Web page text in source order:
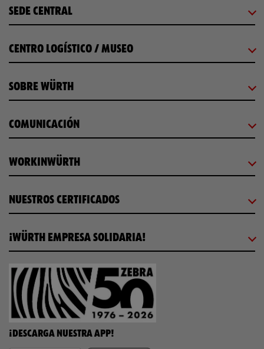
SEDE CENTRAL
CENTRO LOGÍSTICO / MUSEO
SOBRE WÜRTH
COMUNICACIÓN
WORKINWÜRTH
NUESTROS CERTIFICADOS
¡WÜRTH EMPRESA SOLIDARIA!
¡DESCARGA NUESTRA APP!